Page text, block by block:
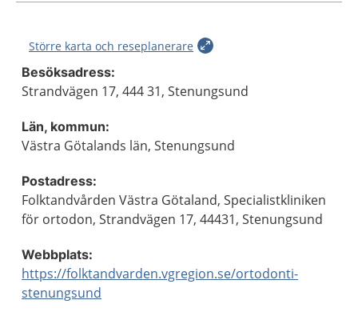
Större karta och reseplanerare
Besöksadress:
Strandvägen 17, 444 31, Stenungsund
Län, kommun:
Västra Götalands län, Stenungsund
Postadress:
Folktandvården Västra Götaland, Specialistkliniken
för ortodon, Strandvägen 17, 44431, Stenungsund
Webbplats:
https://folktandvarden.vgregion.se/ortodonti-
stenungsund